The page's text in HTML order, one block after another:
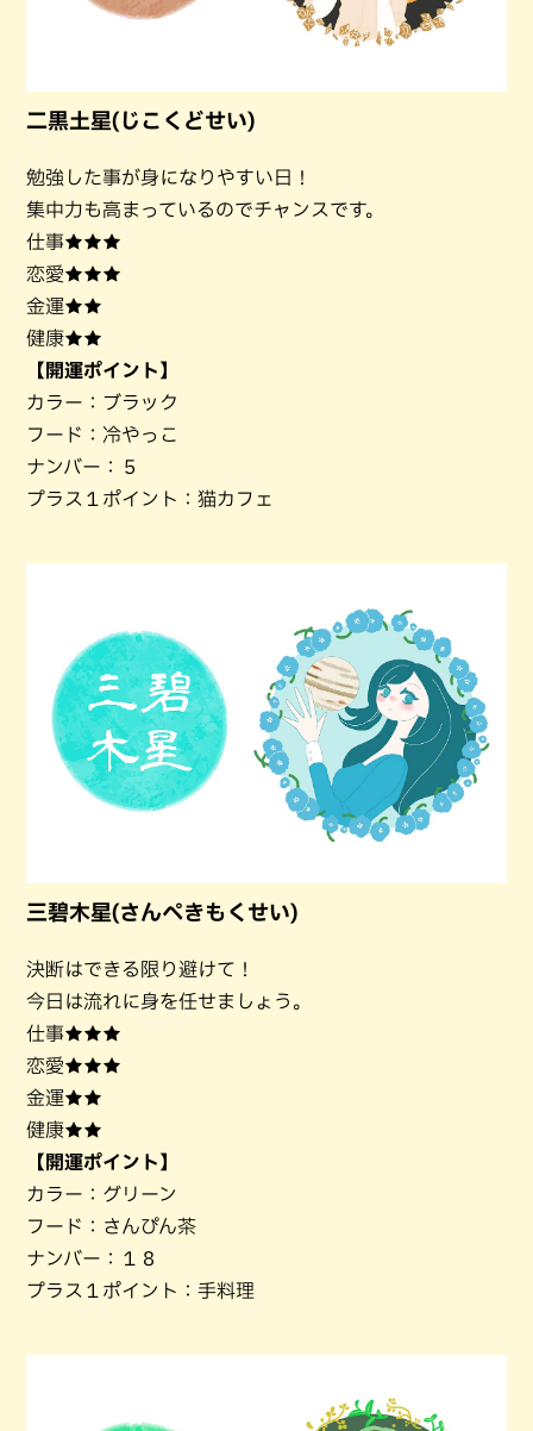
二黒土星(じこくどせい)
勉強した事が身になりやすい日！
集中力も高まっているのでチャンスです。
仕事★★★
恋愛★★★
金運★★
健康★★
【開運ポイント】
カラー：ブラック
フード：冷やっこ
ナンバー：５
プラス１ポイント：猫カフェ
三碧木星(さんぺきもくせい)
決断はできる限り避けて！
今日は流れに身を任せましょう。
仕事★★★
恋愛★★★
金運★★
健康★★
【開運ポイント】
カラー：グリーン
フード：さんぴん茶
ナンバー：１８
プラス１ポイント：手料理